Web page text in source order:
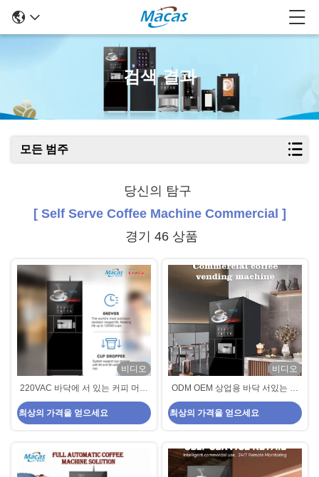
검색 결과
모든 범주
당신의 탐구
[ Self Serve Coffee Machine Commercial ]
경기 46 상품
비디오
220VAC 바닥에 서 있는 커피 머신
금속 엽자원 서비스 커피 머신 상업
용 220VAC
최상의 가격을 얻으세요
비디오
ODM OEM 상업용 바닥 서있는 커
피 머신 엽 금속 셀프 서비스 커피
머신
최상의 가격을 얻으세요